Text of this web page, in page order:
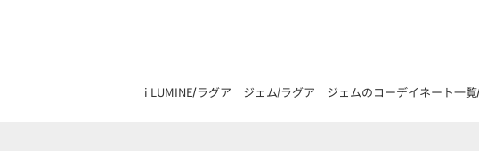
i LUMINEラグア ジェム ラグア ジェムのコーデイネート一覧